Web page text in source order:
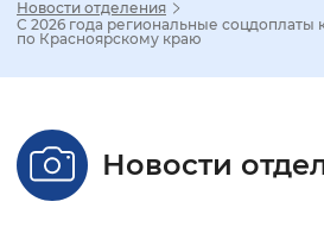
Стандартный
Новости отделения
С 2026 года региональные соцдоплаты
по Красноярскому краю
Новости